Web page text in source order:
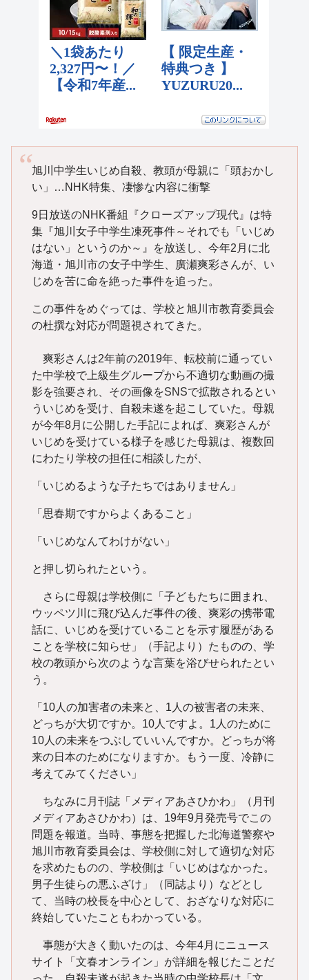
旭川中学生いじめ自殺、教頭が母親に「頭おかし
い」…NHK特集、凄惨な内容に衝撃
9日放送のNHK番組『クローズアップ現代』は特
集『旭川女子中学生凍死事件～それでも「いじめ
はない」というのか～』を放送し、今年2月に北
海道・旭川市の女子中学生、廣瀬爽彩さんが、い
じめを苦に命を絶った事件を追った。
この事件をめぐっては、学校と旭川市教育委員会
の杜撰な対応が問題視されてきた。
爽彩さんは2年前の2019年、転校前に通ってい
た中学校で上級生グループから不適切な動画の撮
影を強要され、その画像をSNSで拡散されるとい
ういじめを受け、自殺未遂を起こしていた。母親
が今年8月に公開した手記によれば、爽彩さんが
いじめを受けている様子を感じた母親は、複数回
にわたり学校の担任に相談したが、
「いじめるような子たちではありません」
「思春期ですからよくあること」
「いじめなんてわけがない」
と押し切られたという。
さらに母親は学校側に「子どもたちに囲まれ、
ウッペツ川に飛び込んだ事件の後、爽彩の携帯電
話に、いじめを受けていることを示す履歴がある
ことを学校に知らせ」（手記より）たものの、学
校の教頭から次のような言葉を浴びせられたとい
う。
「10人の加害者の未来と、1人の被害者の未来、
どっちが大切ですか。10人ですよ。1人のために
10人の未来をつぶしていいんですか。どっちが将
来の日本のためになりますか。もう一度、冷静に
考えてみてください」
ちなみに月刊誌「メディアあさひかわ」（月刊
メディアあさひかわ）は、19年9月発売号でこの
問題を報道。当時、事態を把握した北海道警察や
旭川市教育委員会は、学校側に対して適切な対応
を求めたものの、学校側は「いじめはなかった。
男子生徒らの悪ふざけ」（同誌より）などとし
て、当時の校長を中心として、おざなりな対応に
終始していたこともわかっている。
事態が大きく動いたのは、今年4月にニュース
サイト「文春オンライン」が詳細を報じたことだ